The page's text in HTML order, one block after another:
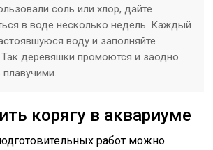
соль или хлор, дайте
в воде несколько недель. Каждый
воду и заполняйте
Так деревяшки промоются и заодно
плавучими.
корягу в аквариуме
работ можно